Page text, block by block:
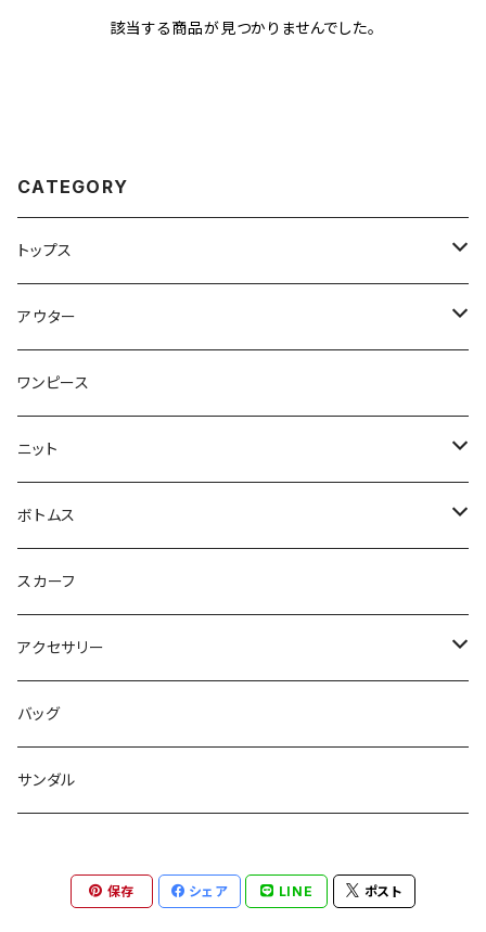
該当する商品が見つかりませんでした。
CATEGORY
トップス
トップス
ブラウス
Tシャツ
アウター
ジャケット
コート
ジレ
ブルゾン
ワンピース
ニット
ニット
カットソー
カーディガン
ジレ
ワンピース
ボトムス
スカート
パンツ
スカーフ
アクセサリー
ネックレス
バングル
スリッパ
バッグ
サンダル
保存 シェア LINE ポスト